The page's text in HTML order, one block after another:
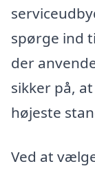
spørge ind
der
sikker på,
højeste
Ved at